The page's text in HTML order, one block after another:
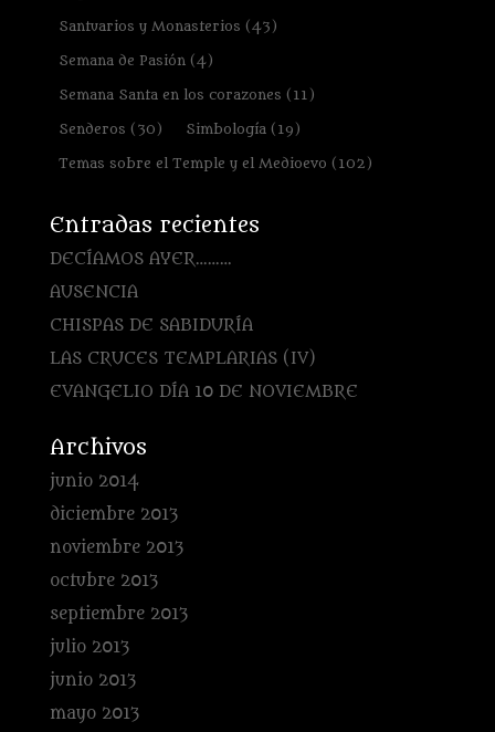
Santuarios y Monasterios (43)
Semana de Pasión (4)
Semana Santa en los corazones (11)
Senderos (30) Simbología (19)
Temas sobre el Temple y el Medioevo (102)
Entradas recientes
DECÍAMOS AYER………
AUSENCIA
CHISPAS DE SABIDURÍA
LAS CRUCES TEMPLARIAS (IV)
EVANGELIO DÍA 10 DE NOVIEMBRE
Archivos
junio 2014
diciembre 2013
noviembre 2013
octubre 2013
septiembre 2013
julio 2013
junio 2013
mayo 2013